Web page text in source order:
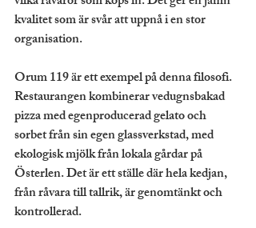
kvalitet som är svår att uppnå i en stor
organisation.
Orum 119 är ett exempel på denna filosofi.
Restaurangen kombinerar vedugnsbakad
pizza med egenproducerad gelato och
sorbet från sin egen glassverkstad, med
ekologisk mjölk från lokala gårdar på
Österlen. Det är ett ställe där hela kedjan,
från råvara till tallrik, är genomtänkt och
kontrollerad.